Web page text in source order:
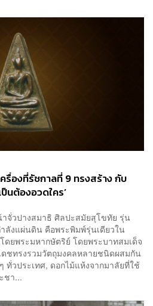
รื่องที่รัชกาลที่ 9 ทรงสร้าง กับ
นต้องอวดใคร’
จั่วปางสมาธิ ศิลปะสมัยสุโขทัย รุ่น
ลังแผ่นดิน คือพระพิมพ์​รุ่นเดียวใน
ยพระมหากษัตริย์ โดยพระบาทสมเด็จ
ชทรงรวมวัตถุมงคลหลายชนิดผสมกัน
วประเทศ, ดอกไม้แห้งจากมาลัยที่ใช้
ชา...